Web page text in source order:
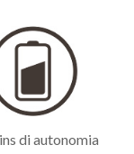
di autonomia